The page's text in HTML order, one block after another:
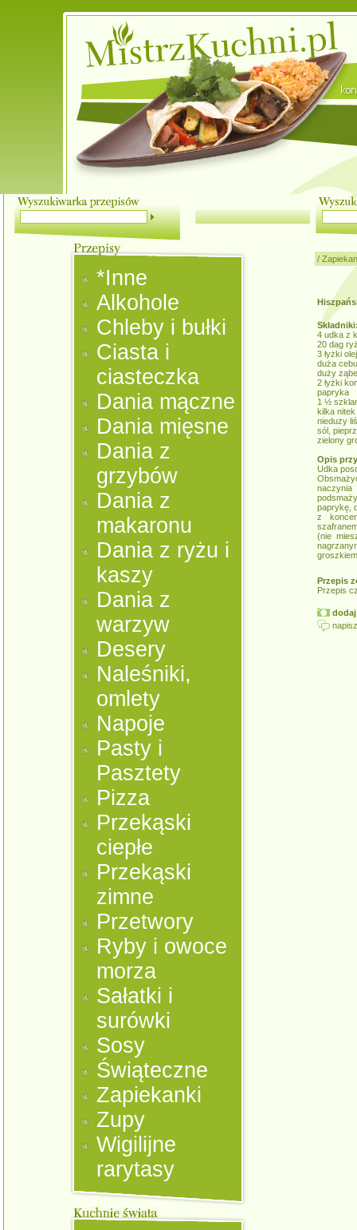
*Inne
Alkohole
Chleby i bułki
Ciasta i
ciasteczka
Dania mączne
Dania mięsne
Dania z
grzybów
Dania z
makaronu
Dania z ryżu i
kaszy
Dania z
warzyw
Desery
Naleśniki,
omlety
Napoje
Pasty i
Pasztety
Pizza
Przekąski
ciepłe
Przekąski
zimne
Przetwory
Ryby i owoce
morza
Sałatki i
surówki
Sosy
Świąteczne
Zapiekanki
Zupy
Wigilijne
rarytasy
/
4 udka z
20 dag
3 łyżki
duża
duży
2 łyżki
papryka
1 ½
kilka
nieduży
sól, pieprz
zielony
Opis
Udka
paprykę,
z
(nie
Przepis
Przepis